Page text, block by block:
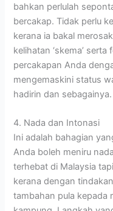
bahkan perlulah
bercakap. Tidak perlu
kerana ia bakal
kelihatan ‘skema’
percakapan Anda
mengemaskini status
hadirin dan sebagainya.
4. Nada dan Intonasi
Ini adalah bahagian
Anda boleh meniru
terhebat di Malaysia
kerana dengan
tambahan pula kepada